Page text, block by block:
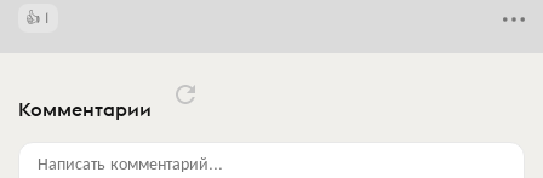
1
Комментарии
Написать комментарий...